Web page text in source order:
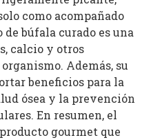
como acompañado
de búfala curado es una
calcio y otros
Además, su
beneficios para la
ósea y la prevención
En resumen, el
gourmet que